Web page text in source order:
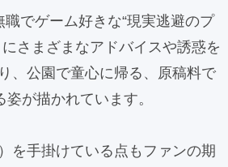
でゲーム好きな“現実逃避のプ
さまざまなアドバイスや誘惑を
、公園で童心に帰る、原稿料で
が描かれています。
を手掛けている点もファンの期